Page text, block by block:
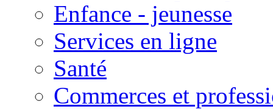
Enfance - jeunesse
Services en ligne
Santé
Commerces et